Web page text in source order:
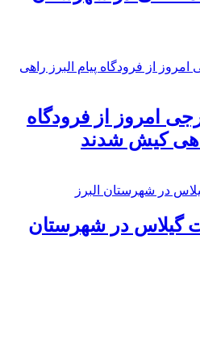
امروز از فرودگاه
کیش شدند
گیلاس در شهرستان